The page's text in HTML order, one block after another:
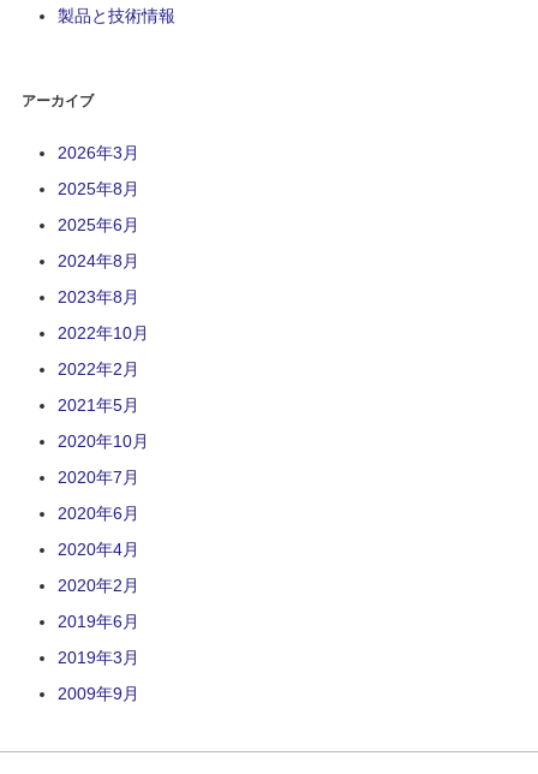
製品と技術情報
アーカイブ
2026年3月
2025年8月
2025年6月
2024年8月
2023年8月
2022年10月
2022年2月
2021年5月
2020年10月
2020年7月
2020年6月
2020年4月
2020年2月
2019年6月
2019年3月
2009年9月